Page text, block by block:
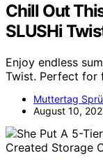
Chill Out
SLUSHi
Enjoy endless
Twist. Perfect for
Muttertag
August 10,